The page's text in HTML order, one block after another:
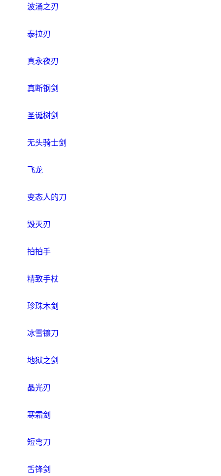
波涌之刃
泰拉刃
真永夜刃
真断钢剑
圣诞树剑
无头骑士剑
飞龙
变态人的刀
毁灭刃
拍拍手
精致手杖
珍珠木剑
冰雪镰刀
地狱之剑
晶光刃
寒霜剑
短弯刀
舌锋剑